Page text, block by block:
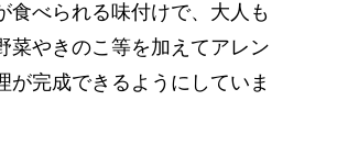
食べられる味付けで、大人も
菜やきのこ等を加えてアレン
が完成できるようにしていま